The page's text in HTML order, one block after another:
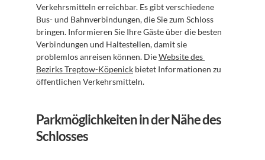
Verkehrsmitteln erreichbar. Es gibt verschiedene
Bus- und Bahnverbindungen, die Sie zum Schloss
bringen. Informieren Sie Ihre Gäste über die besten
Verbindungen und Haltestellen, damit sie
problemlos anreisen können. Die Website des
Bezirks Treptow-Köpenick bietet Informationen zu
öffentlichen Verkehrsmitteln.
Parkmöglichkeiten in der Nähe des
Schlosses